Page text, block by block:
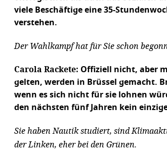
viele Beschäftige eine 35-
verstehen.
Der Wahlkampf hat für Sie schon
Carola Rackete: Offiziell nicht, aber
gelten, werden in Brüssel gemacht.
wenn es sich nicht für sie lohnen
den nächsten fünf Jahren kein
Sie haben Nautik studiert, sind
der Linken, eher bei den Grünen.